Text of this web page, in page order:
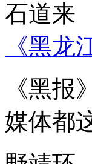
石道来
《黑龙
《黑
媒体都